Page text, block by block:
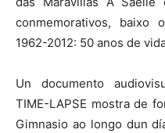
conmemorativos, baixo
1962-2012: 50 anos de
Un documento
TIME-LAPSE mostra de
Gimnasio ao longo dun